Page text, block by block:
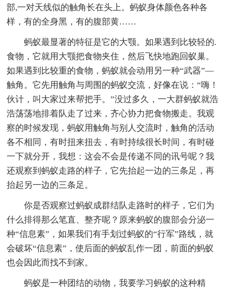
部,一对天线似的触角长在头上。蚂蚁身体颜色各种各
样，有的全身黑，有的腹部黄……
蚂蚁最显著的特征是它的大颚。如果遇到比较轻的.
食物，它就用大颚把食物夹住，然后飞快地跑回蚁巢。
如果遇到比较重的食物，蚂蚁就会动用另一种“武器”—
触角。它先用触角与周围的蚂蚁交流，好像在说：“嗨！
伙计，叫大家过来帮把手。”没过多久，一大群蚂蚁就浩
浩荡荡地排着队走了过来，齐心协力把食物搬走。我观
察的时候发现，蚂蚁用触角与别人交流时，触角的活动
各不相同，有时扭来扭去，有时持续很长时间，有时碰
一下就分开，我想：这会不会是传递不同的讯号呢？我
还观察到蚂蚁走路的样子，它先抬起一边的三条足，再
抬起另一边的三条足。
你是否观察过蚂蚁成群结队走路时的样子，它们为
什么排得那么笔直、整齐呢？原来蚂蚁的腹部会分泌一
种“信息素”，如果我们有手划过蚂蚁的“行军”路线，就
会破坏“信息素”，使后面的蚂蚁乱作一团，前面的蚂蚁
也会因此而找不到家。
蚂蚁是一种团结的动物，我要学习蚂蚁的这种精